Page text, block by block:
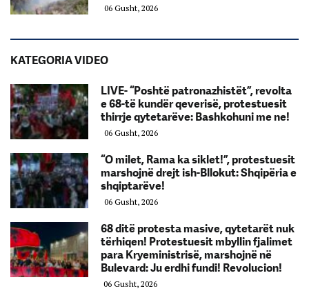
06 Gusht, 2026
KATEGORIA VIDEO
LIVE- “Poshtë patronazhistët”, revolta
e 68-të kundër qeverisë, protestuesit
thirrje qytetarëve: Bashkohuni me ne!
06 Gusht, 2026
“O milet, Rama ka siklet!”, protestuesit
marshojnë drejt ish-Bllokut: Shqipëria e
shqiptarëve!
06 Gusht, 2026
68 ditë protesta masive, qytetarët nuk
tërhiqen! Protestuesit mbyllin fjalimet
para Kryeministrisë, marshojnë në
Bulevard: Ju erdhi fundi! Revolucion!
06 Gusht, 2026